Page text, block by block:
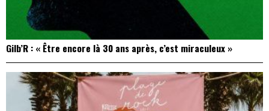
Gilb’R : « Être encore là 30 ans après, c’est miraculeux »